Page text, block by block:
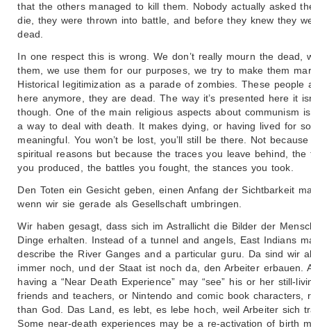
that the others managed to kill them. Nobody actually asked
die, they were thrown into battle, and before they knew they
dead.
In one respect this is wrong. We don’t really mourn the dead,
them, we use them for our purposes, we try to make them
Historical legitimization as a parade of zombies. These people
here anymore, they are dead. The way it’s presented here it
though. One of the main religious aspects about communism is
a way to deal with death. It makes dying, or having lived for
meaningful. You won’t be lost, you’ll still be there. Not
spiritual reasons but because the traces you leave behind, the
you produced, the battles you fought, the stances you took.
Den Toten ein Gesicht geben, einen Anfang der Sichtbarkeit
wenn wir sie gerade als Gesellschaft umbringen.
Wir haben gesagt, dass sich im Astrallicht die Bilder der
Dinge erhalten. Instead of a tunnel and angels, East Indians
describe the River Ganges and a particular guru. Da sind wir
immer noch, und der Staat ist noch da, den Arbeiter erbauen.
having a “Near Death Experience” may “see” his or her still-
friends and teachers, or Nintendo and comic book characters,
than God. Das Land, es lebt, es lebe hoch, weil Arbeiter sich
Some near-death experiences may be a re-activation of birth